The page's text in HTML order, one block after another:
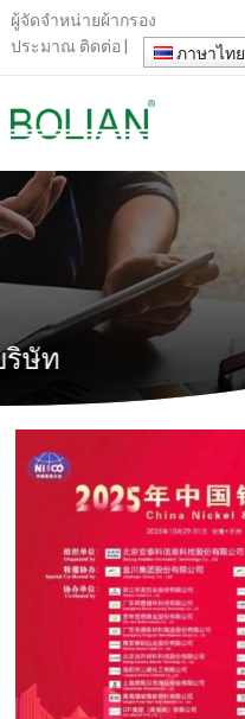
ผู้จัดจําหน่ายผ้ากรอง
ประมาณ ติดต่อ ภาษาไทย
ริษัท